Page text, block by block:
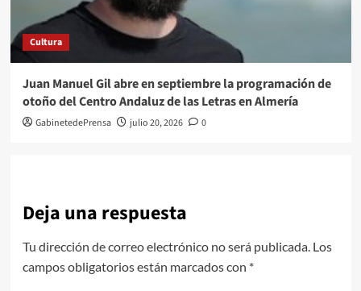
Cultura
Juan Manuel Gil abre en septiembre la programación de
otoño del Centro Andaluz de las Letras en Almería
GabinetedePrensa julio 20, 2026 0
Deja una respuesta
Tu dirección de correo electrónico no será publicada. Los
campos obligatorios están marcados con *